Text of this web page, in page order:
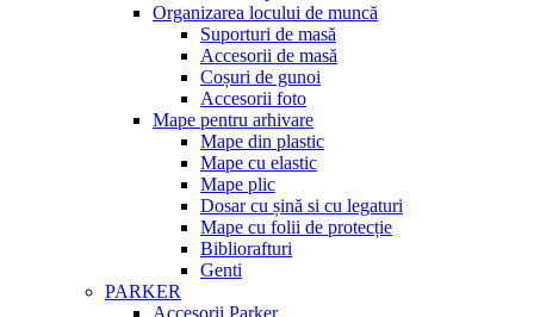
Organizarea locului de muncă
Suporturi de masă
Accesorii de masă
Coșuri de gunoi
Accesorii foto
Mape pentru arhivare
Mape din plastic
Mape cu elastic
Mape plic
Dosar cu șină si cu legaturi
Mape cu folii de protecție
Bibliorafturi
Genti
PARKER